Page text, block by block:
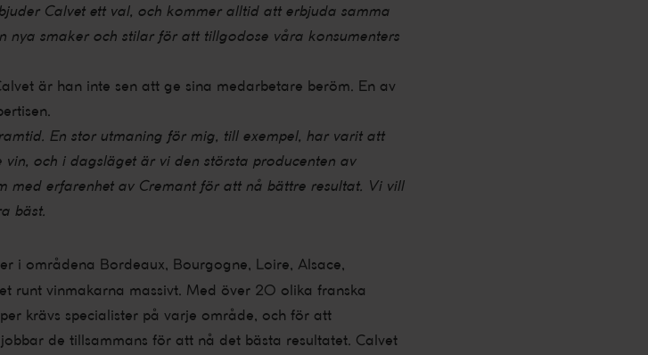
Calvet ett val, och kommer alltid att erbjuda samma
nya smaker och stilar för att tillgodose våra konsumenters
är han inte sen att ge sina medarbetare beröm. En av
En stor utmaning för mig, till exempel, har varit att
och i dagsläget är vi den största producenten av
med erfarenhet av Cremant för att nå bättre resultat. Vi vill
bäst.
i områdena Bordeaux, Bourgogne, Loire, Alsace,
runt vinmakarna massivt. Med över 20 olika franska
krävs specialister på varje område, och för att
de tillsammans för att nå det bästa resultatet. Calvet